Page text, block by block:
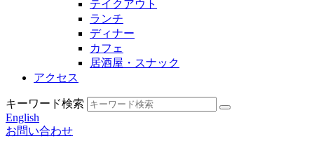
テイクアウト
ランチ
ディナー
カフェ
居酒屋・スナック
アクセス
キーワード検索
English
お問い合わせ